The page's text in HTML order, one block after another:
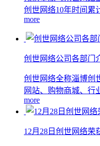
创世网络10年时间累
more
创世网络公司各部门
创世网络全称淄博创
网站、购物商城、行
more
12月28日创世网络荣